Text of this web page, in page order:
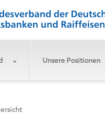
Unsere Positionen